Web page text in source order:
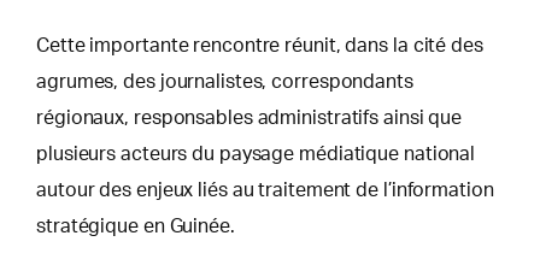
Cette importante rencontre réunit, dans la cité des
agrumes, des journalistes, correspondants
régionaux, responsables administratifs ainsi que
plusieurs acteurs du paysage médiatique national
autour des enjeux liés au traitement de l’information
stratégique en Guinée.